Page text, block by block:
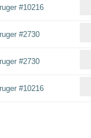
#10216
#2730
#2730
#10216